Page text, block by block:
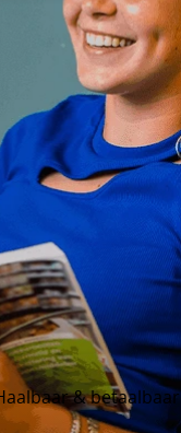
& betaalbaar